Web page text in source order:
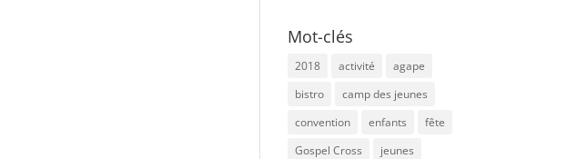
Mot-clés
2018 activité
agape
bistro
camp des jeunes
convention
enfants
fête
Gospel Cross
jeunes